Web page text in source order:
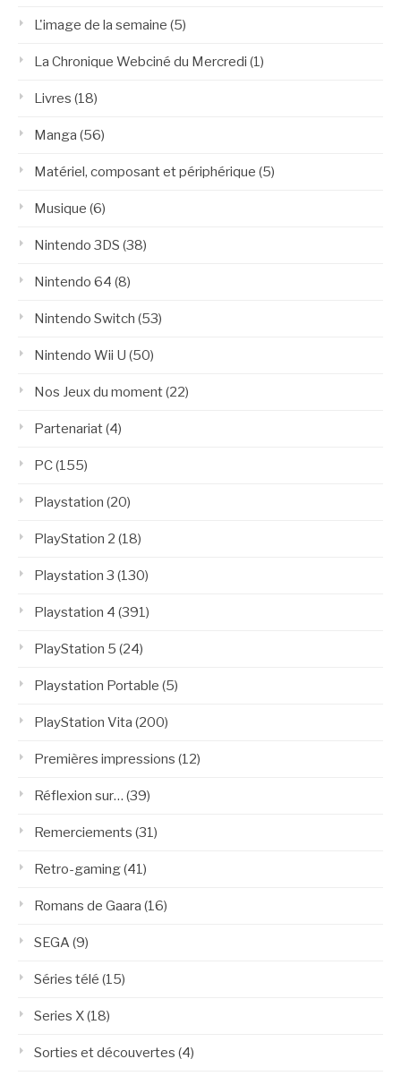
L'image de la semaine (5)
La Chronique Webciné du Mercredi (1)
Livres (18)
Manga (56)
Matériel, composant et périphérique (5)
Musique (6)
Nintendo 3DS (38)
Nintendo 64 (8)
Nintendo Switch (53)
Nintendo Wii U (50)
Nos Jeux du moment(22)
Partenariat(4)
PC(155)
Playstation (20)
PlayStation 2 (18)
Playstation 3 (130)
Playstation 4 (391)
PlayStation 5 (24)
Playstation Portable (5)
PlayStation Vita (200)
Premières impressions (12)
Réflexion sur… (39)
Remerciements (31)
Retro-gaming(41)
Romans de Gaara (16)
SEGA(9)
Séries télé (15)
Series X(18)
Sorties et découvertes (4)